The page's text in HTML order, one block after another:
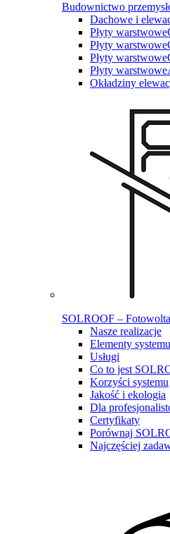
Budownictwo
Dachowe i
Płyty warstwowe
Płyty warstwowe
Płyty warstwowe
Płyty warstwowe
Okładziny
SOLROOF –
Nasze realizacje
Elementy
Usługi
Co to jest
Korzyści systemu
Jakość i ekologia
Dla
Certyfikaty
Porównaj
Najczęściej